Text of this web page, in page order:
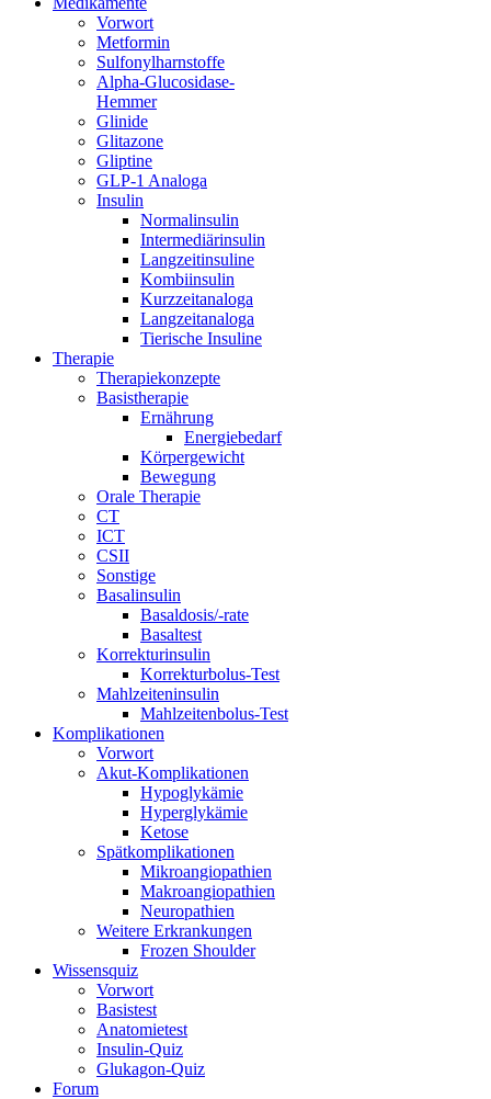
Vorwort
Metformin
Sulfonylharnstoffe
Alpha-Glucosidase-
Hemmer
Glinide
Glitazone
Gliptine
GLP-1 Analoga
Insulin
Normalinsulin
Intermediärinsulin
Langzeitinsuline
Kombiinsulin
Kurzzeitanaloga
Langzeitanaloga
Tierische Insuline
Therapie
Therapiekonzepte
Basistherapie
Ernährung
Energiebedarf
Körpergewicht
Bewegung
Orale Therapie
CT
ICT
CSII
Sonstige
Basalinsulin
Basaldosis/-rate
Basaltest
Korrekturinsulin
Korrekturbolus-Test
Mahlzeiteninsulin
Mahlzeitenbolus-Test
Komplikationen
Vorwort
Akut-Komplikationen
Hypoglykämie
Hyperglykämie
Ketose
Spätkomplikationen
Mikroangiopathien
Makroangiopathien
Neuropathien
Weitere Erkrankungen
Frozen Shoulder
Wissensquiz
Vorwort
Basistest
Anatomietest
Insulin-Quiz
Glukagon-Quiz
Forum